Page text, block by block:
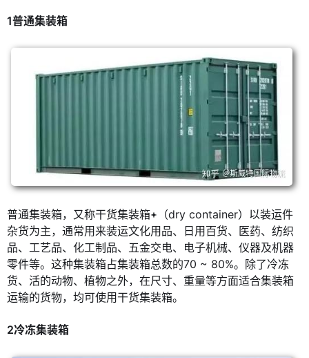
1普通集装箱
普通集装箱，又称干货集装箱
（dry container）以装运件
杂货为主，通常用来装运文化用品、日用百货、医药、纺织
品、工艺品、化工制品、五金交电、电子机械、仪器及机器
零件等。这种集装箱占集装箱总数的70 ~ 80%。除了冷冻
货、活的动物、植物之外，在尺寸、重量等方面适合集装箱
运输的货物，均可使用干货集装箱。
2冷冻集装箱